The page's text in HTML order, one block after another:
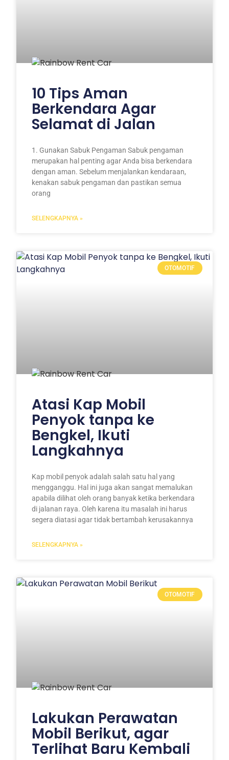
10 Tips Aman
Berkendara Agar
Selamat di Jalan
1. Gunakan Sabuk Pengaman Sabuk pengaman
merupakan hal penting agar Anda bisa berkendara
dengan aman. Sebelum menjalankan kendaraan,
kenakan sabuk pengaman dan pastikan semua
orang
SELENGKAPNYA »
OTOMOTIF
Atasi Kap Mobil
Penyok tanpa ke
Bengkel, Ikuti
Langkahnya
Kap mobil penyok adalah salah satu hal yang
mengganggu. Hal ini juga akan sangat memalukan
apabila dilihat oleh orang banyak ketika berkendara
di jalanan raya. Oleh karena itu masalah ini harus
segera diatasi agar tidak bertambah kerusakannya
SELENGKAPNYA »
OTOMOTIF
Lakukan Perawatan
Mobil Berikut, agar
Terlihat Baru Kembali